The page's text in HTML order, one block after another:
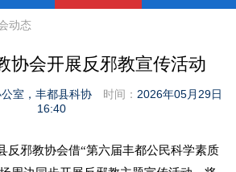
动态
协会开展反邪教宣传活动
室，丰都县科协 时间： 2026年05月29日
16:40
反邪教协会借“第六届丰都公民科学素质